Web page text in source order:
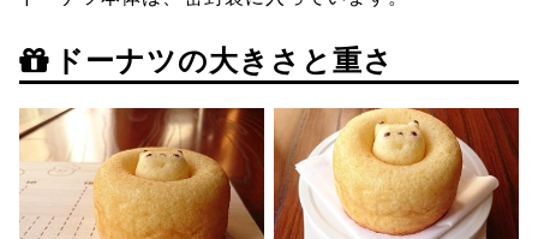
ドーナツの大きさと重さ